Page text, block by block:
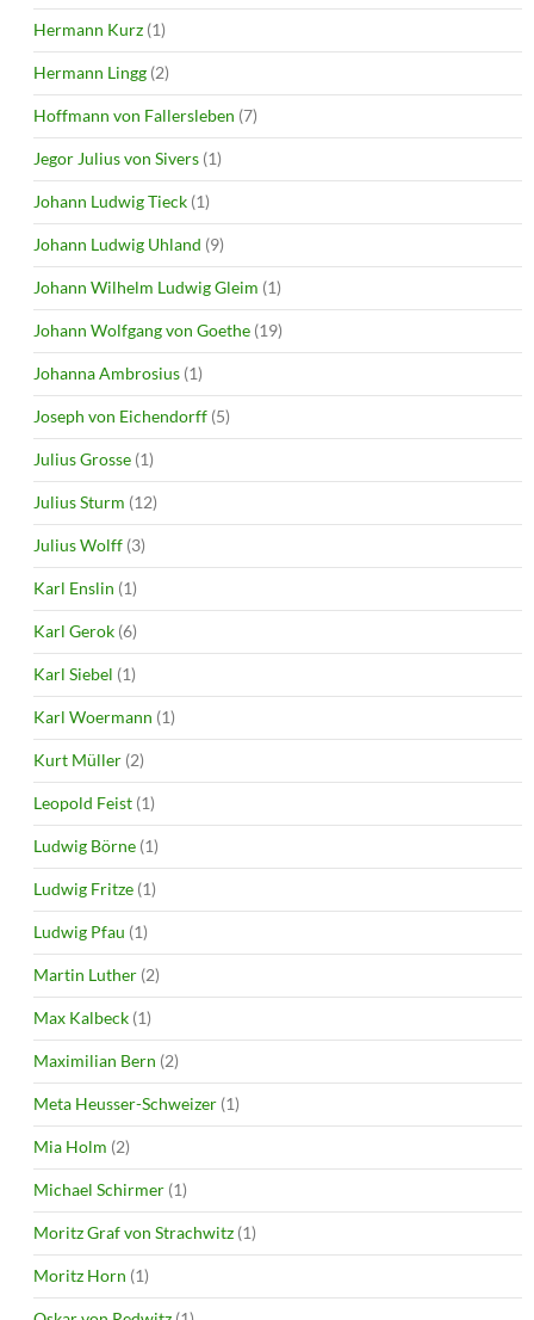
Hermann Kurz (1)
Hermann Lingg (2)
Hoffmann von Fallersleben (7)
Jegor Julius von Sivers (1)
Johann Ludwig Tieck (1)
Johann Ludwig Uhland (9)
Johann Wilhelm Ludwig Gleim (1)
Johann Wolfgang von Goethe (19)
Johanna Ambrosius (1)
Joseph von Eichendorff (5)
Julius Grosse (1)
Julius Sturm (12)
Julius Wolff (3)
Karl Enslin (1)
Karl Gerok (6)
Karl Siebel (1)
Karl Woermann (1)
Kurt Müller (2)
Leopold Feist (1)
Ludwig Börne (1)
Ludwig Fritze (1)
Ludwig Pfau (1)
Martin Luther (2)
Max Kalbeck (1)
Maximilian Bern (2)
Meta Heusser-Schweizer (1)
Mia Holm (2)
Michael Schirmer (1)
Moritz Graf von Strachwitz (1)
Moritz Horn (1)